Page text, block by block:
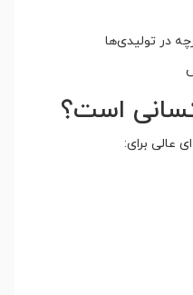
در تولیدی‌ها
است؟